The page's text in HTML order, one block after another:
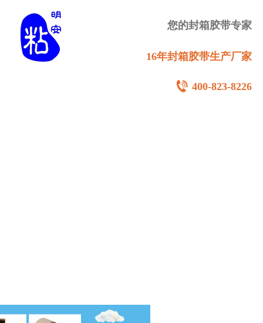
您的封箱胶带专家
16年封箱胶带生产厂家
400-823-8226